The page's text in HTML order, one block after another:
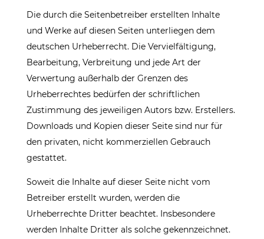
Die durch die Seitenbetreiber erstellten Inhalte
und Werke auf diesen Seiten unterliegen dem
deutschen Urheberrecht. Die Vervielfältigung,
Bearbeitung, Verbreitung und jede Art der
Verwertung außerhalb der Grenzen des
Urheberrechtes bedürfen der schriftlichen
Zustimmung des jeweiligen Autors bzw. Erstellers.
Downloads und Kopien dieser Seite sind nur für
den privaten, nicht kommerziellen Gebrauch
gestattet.
Soweit die Inhalte auf dieser Seite nicht vom
Betreiber erstellt wurden, werden die
Urheberrechte Dritter beachtet. Insbesondere
werden Inhalte Dritter als solche gekennzeichnet.